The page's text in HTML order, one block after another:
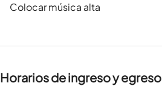
Colocar música alta
Horarios de ingreso y egreso